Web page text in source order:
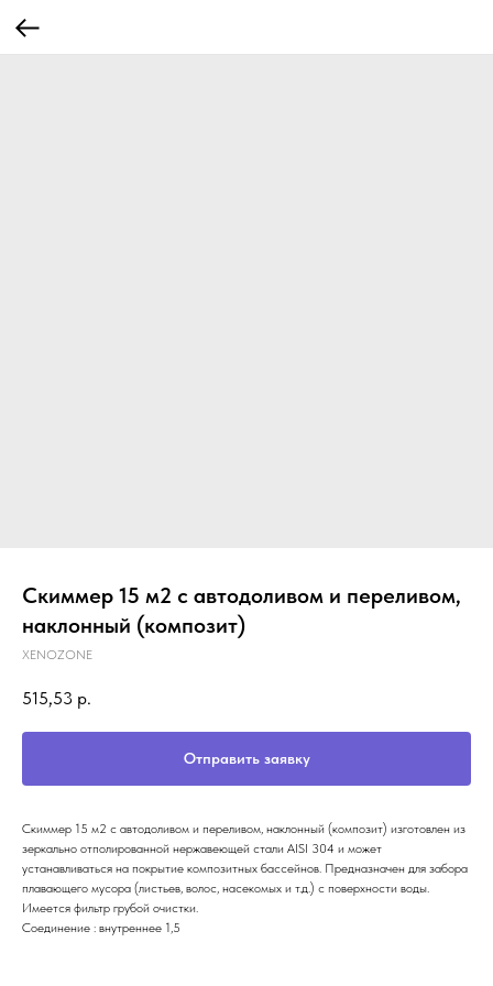
Скиммер 15 м2 с автодоливом и переливом,
наклонный (композит)
XENOZONE
515,53 р.
Отправить заявку
Скиммер 15 м2 с автодоливом и переливом, наклонный (композит) изготовлен из
зеркально отполированной нержавеющей стали AISI 304 и может
устанавливаться на покрытие композитных бассейнов. Предназначен для забора
плавающего мусора (листьев, волос, насекомых и т.д.) с поверхности воды.
Имеется фильтр грубой очистки.
Соединение : внутреннее 1,5